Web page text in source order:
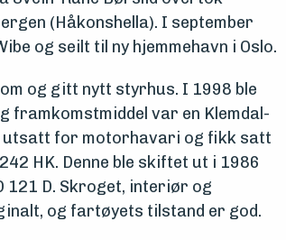
(Håkonshella). I september
og seilt til ny hjemmehavn i Oslo.
og gitt nytt styrhus. I 1998 ble
framkomstmiddel var en Klemdal-
utsatt for motorhavari og fikk satt
HK. Denne ble skiftet ut i 1986
121 D. Skroget, interiør og
og fartøyets tilstand er god.